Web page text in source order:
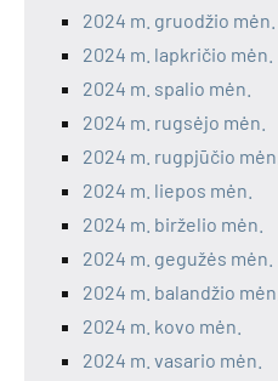
2024 m. gruodžio mėn.
2024 m. lapkričio mėn.
2024 m. spalio mėn.
2024 m. rugsėjo mėn.
2024 m. rugpjūčio mėn.
2024 m. liepos mėn.
2024 m. birželio mėn.
2024 m. gegužės mėn.
2024 m. balandžio mėn.
2024 m. kovo mėn.
2024 m. vasario mėn.